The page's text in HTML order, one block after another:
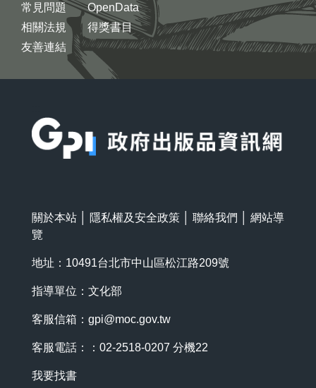
常見問題
相關法規
友善連結
OpenData
得獎書目
關於本站 隱私權及安全政策 聯絡我們
網站導
覽
地址：10491台北市中山區松江路209號
指導單位：文化部
客服信箱： gpi@moc.gov.tw
客服電話：：02-2518-0207 分機22
我要找書